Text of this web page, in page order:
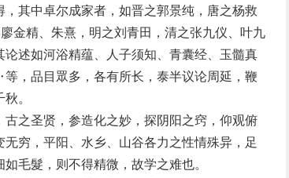
其中卓尔成家者，如晋之郭景纯，唐之杨救
金精、朱熹，明之刘青田，清之张九仪、叶九
述如河浴精蕴、人子须知、青囊经、玉髓真
，品目眾多，各有所长，泰半议论周延，鞭
。
之圣贤，参造化之妙，探阴阳之窍，仰观俯
穷，平阳、水乡、山谷各力之性情殊异，足
毛髮，则不得精微，故学之难也。